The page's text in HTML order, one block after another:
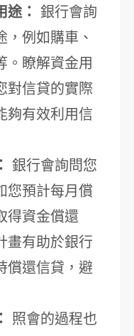
途： 銀行會詢
，例如購車、
。瞭解資金用
對信貸的實際
夠有效利用信
銀行會詢問您
您預計每月償
得資金償還
畫有助於銀行
償還信貸，避
照會的過程也